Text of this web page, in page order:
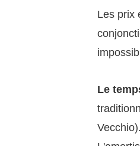
Les prix
Le